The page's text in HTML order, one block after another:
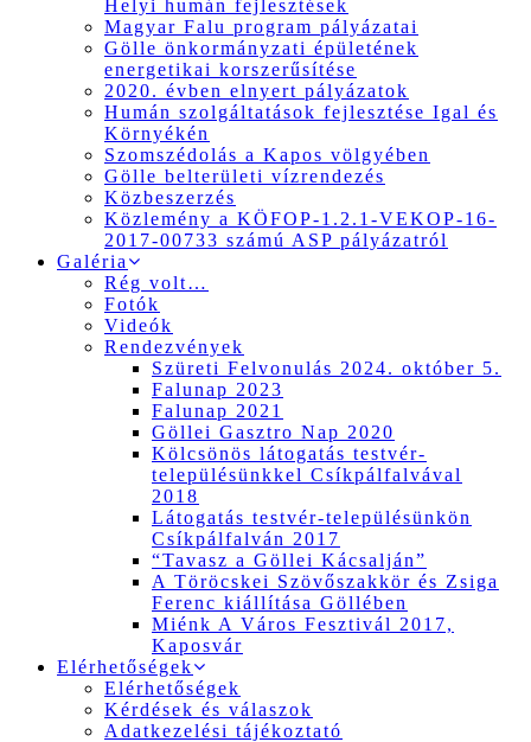
Helyi humán fejlesztések
Magyar Falu program pályázatai
Gölle önkormányzati épületének
energetikai korszerűsítése
2020. évben elnyert pályázatok
Humán szolgáltatások fejlesztése Igal és
Környékén
Szomszédolás a Kapos völgyében
Gölle belterületi vízrendezés
Közbeszerzés
Közlemény a KÖFOP-1.2.1-VEKOP-16-
2017-00733 számú ASP pályázatról
Galéria
Rég volt…
Fotók
Videók
Rendezvények
Szüreti Felvonulás 2024. október 5.
Falunap 2023
Falunap 2021
Göllei Gasztro Nap 2020
Kölcsönös látogatás testvér-
településünkkel Csíkpálfalvával
2018
Látogatás testvér-településünkön
Csíkpálfalván 2017
“Tavasz a Göllei Kácsalján”
A Töröcskei Szövőszakkör és Zsiga
Ferenc kiállítása Göllében
Miénk A Város Fesztivál 2017,
Kaposvár
Elérhetőségek
Elérhetőségek
Kérdések és válaszok
Adatkezelési tájékoztató